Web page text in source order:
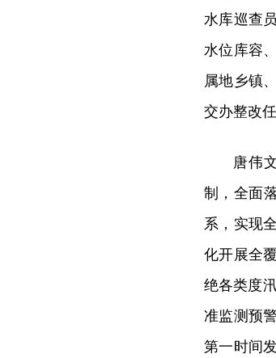
水库巡查
水位库容
属地乡镇
交办整改
唐伟
制，全面
系，实现
化开展全
绝各类度
准监测预
第一时间